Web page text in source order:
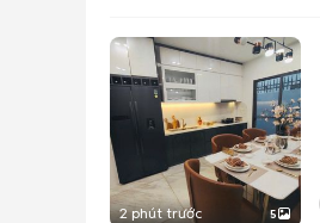
2 phút trước 5